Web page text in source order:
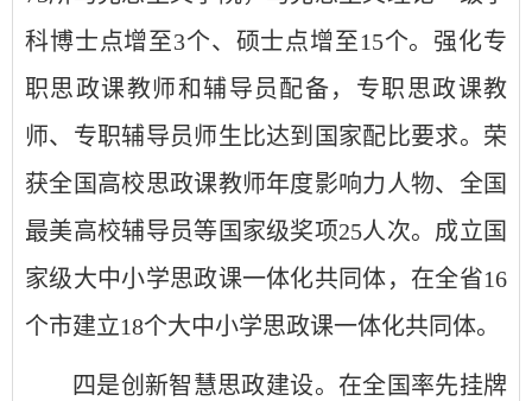
科博士点增至3个、硕士点增至15个。强化专
职思政课教师和辅导员配备，专职思政课教
师、专职辅导员师生比达到国家配比要求。荣
获全国高校思政课教师年度影响力人物、全国
最美高校辅导员等国家级奖项25人次。成立国
家级大中小学思政课一体化共同体，在全省16
个市建立18个大中小学思政课一体化共同体。
四是创新智慧思政建设。在全国率先挂牌